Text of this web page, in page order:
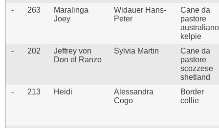
- 263
Maralinga
Joey
Widauer Hans-
Peter
Cane da
pastore
australiano
kelpie
-
202
Jeffrey von
Don el Ranzo
Sylvia Martin
Cane da
pastore
scozzese
shetland
-
213 Heidi
Alessandra
Cogo
Border
collie